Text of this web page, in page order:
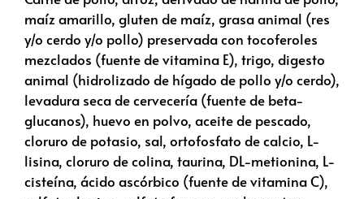
maíz amarillo, gluten de maíz, grasa animal (res
y/o cerdo y/o pollo) preservada con tocoferoles
mezclados (fuente de vitamina E), trigo, digesto
animal (hidrolizado de hígado de pollo y/o cerdo),
levadura seca de cervecería (fuente de beta-
glucanos), huevo en polvo, aceite de pescado,
cloruro de potasio, sal, ortofosfato de calcio, L-
lisina, cloruro de colina, taurina, DL-metionina, L-
cisteína, ácido ascórbico (fuente de vitamina C),